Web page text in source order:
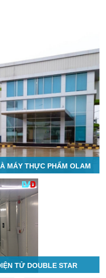
MÁY THỰC PHẨM OLAM
TỬ DOUBLE STAR